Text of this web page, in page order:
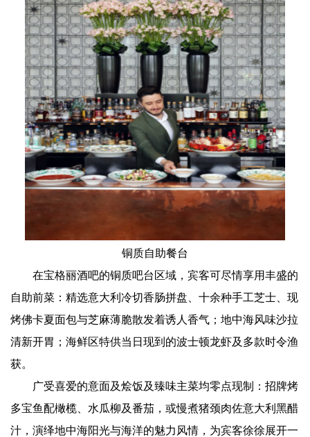
铜质自助餐台
在宝格丽酒吧的铜质吧台区域，宾客可尽情享用丰盛的
自助前菜：精选意大利冷切香肠拼盘、十余种手工芝士、现
烤佛卡夏面包与芝麻薄脆散发着诱人香气；地中海风味沙拉
清新开胃；海鲜区特供当日现到的波士顿龙虾及多款时令渔
获。
广受喜爱的意面及烩饭及臻味主菜均零点现制：招牌烤
多宝鱼配橄榄、水瓜柳及番茄，或慢煮猪颈肉佐意大利黑醋
汁，演绎地中海阳光与海洋的魅力风情，为宾客徐徐展开一